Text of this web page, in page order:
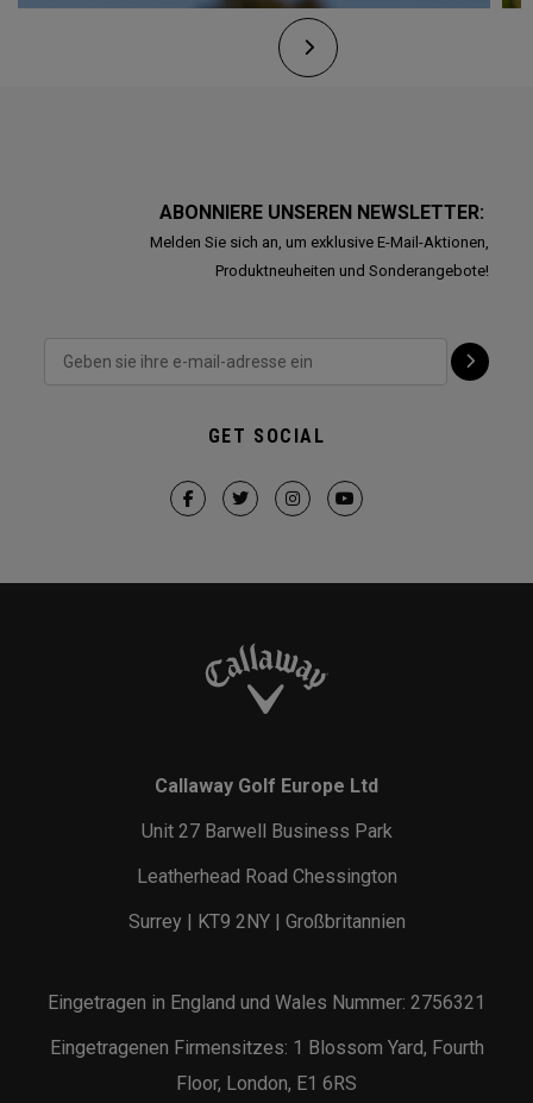
ABONNIERE UNSEREN NEWSLETTER:
Melden Sie sich an, um exklusive E-Mail-Aktionen,
Produktneuheiten und Sonderangebote!
GET SOCIAL
Callaway Golf Europe Ltd
Unit 27 Barwell Business Park
Leatherhead Road Chessington
Surrey | KT9 2NY | Großbritannien
Eingetragen in England und Wales Nummer: 2756321
Eingetragenen Firmensitzes: 1 Blossom Yard, Fourth
Floor, London, E1 6RS